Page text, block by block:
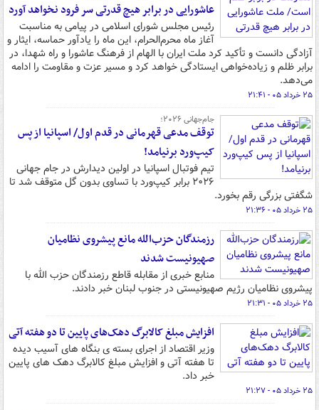
عاشورایی در برابر هیچ قدرتی سر فرود نخواهد آورد
رئیس مجلس شورای اسلامی در پیامی به مناسبت
آغاز ماه محرم‌الحرام، این ماه را یادآور حماسه، ایثار و
آزادگی دانست و تأکید کرد ملت ایران با الهام از فرهنگ عاشورا و راه شهدا، در
برابر ظلم و زیاده‌خواهی ایستادگی خواهد کرد و مسیر عزت و مقاومت را ادامه
می‌دهد.
۲۵ خرداد ۰۵ - ۲۱:۴۱
جام‌جهانی ۲۰۲۶؛
توقف مدعی قهرمانی در قدم اول/ اسپانیا از پس
کیپ‌ورد برنیامد!
تیم فوتبال اسپانیا در اولین دیدارش در جام جهانی
۲۰۲۶ برابر کیپ‌ورد با تساوی بدون گل متوقف شد تا
شگفتی بزرگی رقم بخورد.
۲۵ خرداد ۰۵ - ۲۱:۳۶
رزمندگان حزب‌الله مانع پیشروی نظامیان
صهیونیست شدند
منابع خبری از مقابله قاطع رزمندگان حزب الله با
پیشروی نظامیان رژیم صهیونیستی در جنوب لبنان خبر دادند.
۲۵ خرداد ۰۵ - ۲۱:۳۱
افزایش مبلغ کالابرگ دهک‌های پایین تا دو هفته آتی
وزیر اقتصاد از اجرای بسته ی بنگاه های آسیب دیده
تا هفته آتی و افزایش مبلغ کالابرگ دهک های پایین
خبر داد.
۲۵ خرداد ۰۵ - ۲۱:۲۷